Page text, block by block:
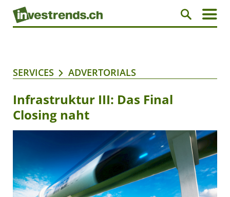
SERVICES ADVERTORIALS
Infrastruktur III: Das Final
Closing naht